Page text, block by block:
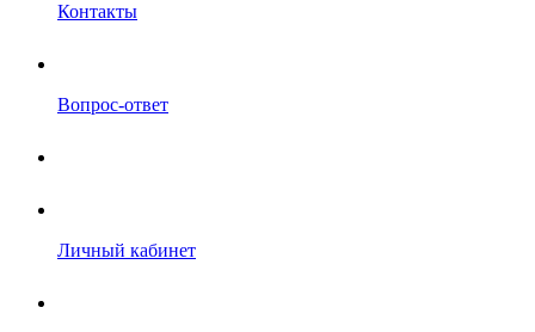
Контакты
Вопрос-ответ
Личный кабинет